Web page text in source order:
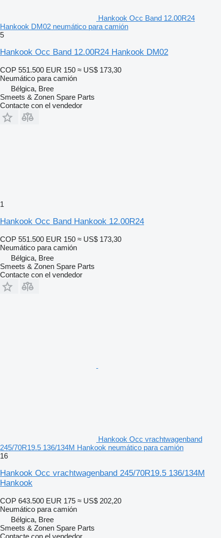
Hankook Occ Band 12.00R24
Hankook DM02 neumático para camión
5
Hankook Occ Band 12.00R24 Hankook DM02
COP 551.500 EUR 150 ≈ US$ 173,30
Neumático para camión
Bélgica, Bree
Smeets & Zonen Spare Parts
Contacte con el vendedor
1
Hankook Occ Band Hankook 12.00R24
COP 551.500 EUR 150 ≈ US$ 173,30
Neumático para camión
Bélgica, Bree
Smeets & Zonen Spare Parts
Contacte con el vendedor
Hankook Occ vrachtwagenband
245/70R19.5 136/134M Hankook neumático para camión
16
Hankook Occ vrachtwagenband 245/70R19.5 136/134M
Hankook
COP 643.500 EUR 175 ≈ US$ 202,20
Neumático para camión
Bélgica, Bree
Smeets & Zonen Spare Parts
Contacte con el vendedor